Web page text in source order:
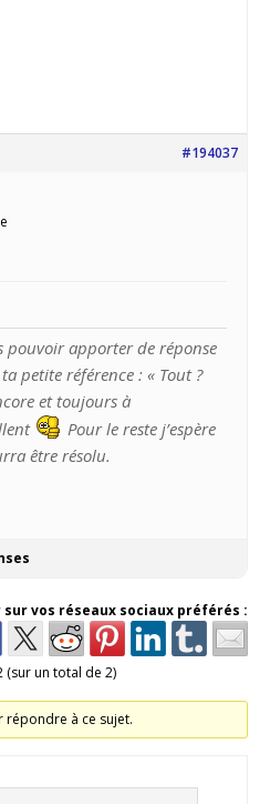
#194037
pouvoir apporter de réponse
petite référence : « Tout ?
et toujours à
Pour le reste j’espère
être résolu.
vos réseaux sociaux préférés :
(sur un total de 2)
répondre à ce sujet.